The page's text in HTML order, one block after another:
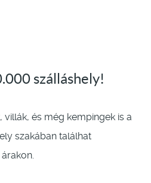
szálláshely!
és még kempingek is a
szakában találhat